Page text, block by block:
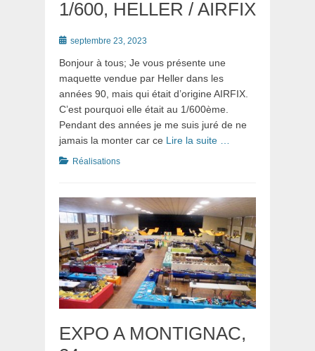
1/600, HELLER / AIRFIX
Postéseptembre 23, 2023
Bonjour à tous; Je vous présente une
maquette vendue par Heller dans les
années 90, mais qui était d’origine AIRFIX.
C’est pourquoi elle était au 1/600ème.
Pendant des années je me suis juré de ne
jamais la monter car ce Lire la suite …
Catégories
Réalisations
EXPO A MONTIGNAC,